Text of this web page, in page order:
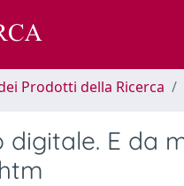
Prodotti della Ricerca
digitale. E da